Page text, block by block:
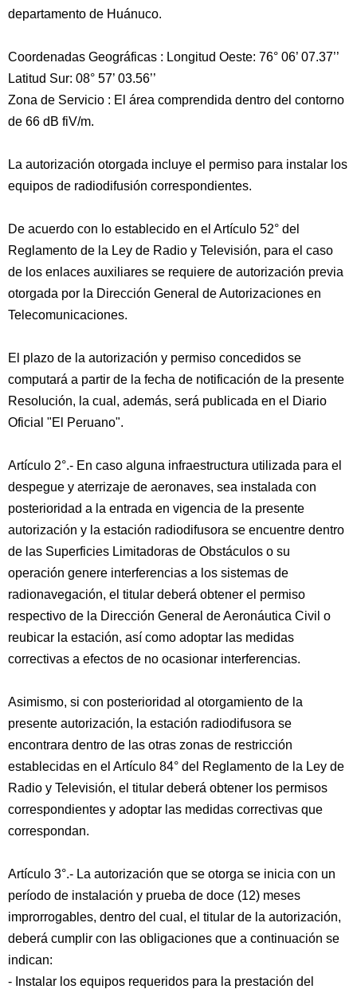
departamento de Huánuco.
Coordenadas Geográficas : Longitud Oeste: 76° 06’ 07.37’’
Latitud Sur: 08° 57’ 03.56’’
Zona de Servicio : El área comprendida dentro del contorno
de 66 dB fiV/m.
La autorización otorgada incluye el permiso para instalar los
equipos de radiodifusión correspondientes.
De acuerdo con lo establecido en el Artículo 52° del
Reglamento de la Ley de Radio y Televisión, para el caso
de los enlaces auxiliares se requiere de autorización previa
otorgada por la Dirección General de Autorizaciones en
Telecomunicaciones.
El plazo de la autorización y permiso concedidos se
computará a partir de la fecha de notificación de la presente
Resolución, la cual, además, será publicada en el Diario
Oficial "El Peruano".
Artículo 2°.- En caso alguna infraestructura utilizada para el
despegue y aterrizaje de aeronaves, sea instalada con
posterioridad a la entrada en vigencia de la presente
autorización y la estación radiodifusora se encuentre dentro
de las Superficies Limitadoras de Obstáculos o su
operación genere interferencias a los sistemas de
radionavegación, el titular deberá obtener el permiso
respectivo de la Dirección General de Aeronáutica Civil o
reubicar la estación, así como adoptar las medidas
correctivas a efectos de no ocasionar interferencias.
Asimismo, si con posterioridad al otorgamiento de la
presente autorización, la estación radiodifusora se
encontrara dentro de las otras zonas de restricción
establecidas en el Artículo 84° del Reglamento de la Ley de
Radio y Televisión, el titular deberá obtener los permisos
correspondientes y adoptar las medidas correctivas que
correspondan.
Artículo 3°.- La autorización que se otorga se inicia con un
período de instalación y prueba de doce (12) meses
improrrogables, dentro del cual, el titular de la autorización,
deberá cumplir con las obligaciones que a continuación se
indican:
- Instalar los equipos requeridos para la prestación del